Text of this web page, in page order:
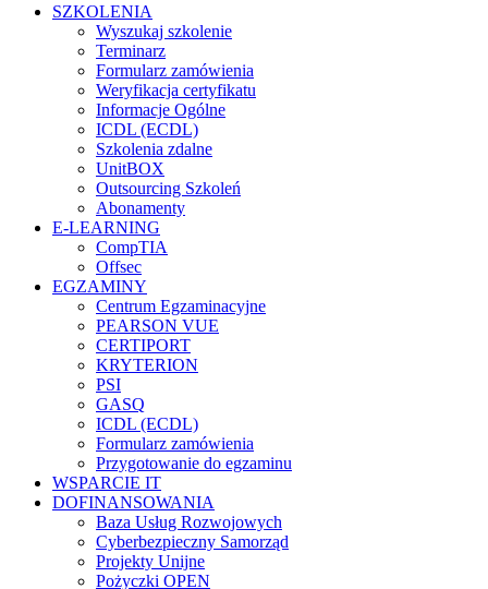
SZKOLENIA
Wyszukaj szkolenie
Terminarz
Formularz zamówienia
Weryfikacja certyfikatu
Informacje Ogólne
ICDL (ECDL)
Szkolenia zdalne
UnitBOX
Outsourcing Szkoleń
Abonamenty
E-LEARNING
CompTIA
Offsec
EGZAMINY
Centrum Egzaminacyjne
PEARSON VUE
CERTIPORT
KRYTERION
PSI
GASQ
ICDL (ECDL)
Formularz zamówienia
Przygotowanie do egzaminu
WSPARCIE IT
DOFINANSOWANIA
Baza Usług Rozwojowych
Cyberbezpieczny Samorząd
Projekty Unijne
Pożyczki OPEN